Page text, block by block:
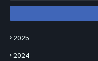
2025
2024